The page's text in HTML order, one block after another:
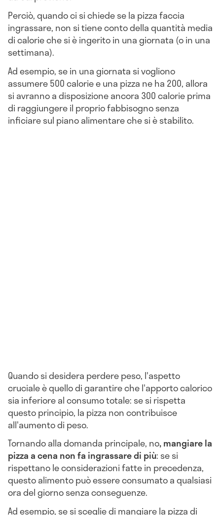
Perciò, quando ci si chiede se la pizza faccia
ingrassare, non si tiene conto della quantità media
di calorie che si è ingerito in una giornata (o in una
settimana).
Ad esempio, se in una giornata si vogliono
assumere 500 calorie e una pizza ne ha 200, allora
si avranno a disposizione ancora 300 calorie prima
di raggiungere il proprio fabbisogno senza
inficiare sul piano alimentare che si è stabilito.
Quando si desidera perdere peso, l'aspetto
cruciale è quello di garantire che l'apporto calorico
sia inferiore al consumo totale: se si rispetta
questo principio, la pizza non contribuisce
all'aumento di peso.
Tornando alla domanda principale, no, mangiare la
pizza a cena non fa ingrassare di più: se si
rispettano le considerazioni fatte in precedenza,
questo alimento può essere consumato a qualsiasi
ora del giorno senza conseguenze.
Ad esempio, se si sceglie di mangiare la pizza di